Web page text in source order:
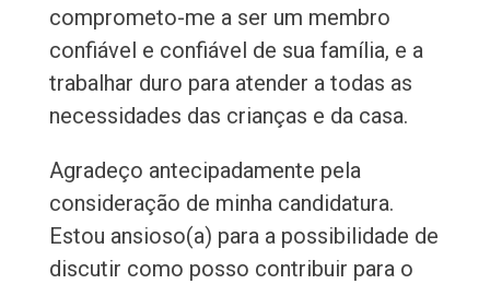
comprometo-me a ser um membro
confiável e confiável de sua família, e a
trabalhar duro para atender a todas as
necessidades das crianças e da casa.
Agradeço antecipadamente pela
consideração de minha candidatura.
Estou ansioso(a) para a possibilidade de
discutir como posso contribuir para o